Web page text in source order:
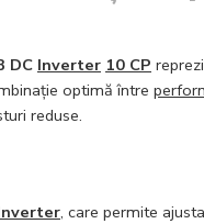
DC Inverter 10 CP
optimă între
reduse.
, care permite